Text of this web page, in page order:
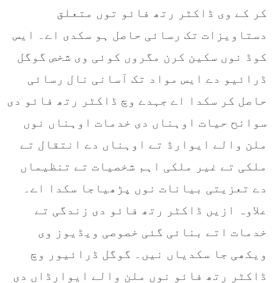
کر کے وی ڈاکٹر رتھ فائو توں متعلق
دستاویزات تک رسائی حاصل ہو سکدی اے۔ ایس
کوڈ نوں سکین کرن مگروں کوئی وی شخص گوگل
ڈرائیو دے ایس مواد تک آسانی نال رسائی
حاصل کر سکدا اے جہدے وچ ڈاکٹر رتھ فائو دی
سوانح حیات اوہناں دی خدمات اوہناں نوں
ملن والے ایوارڈ تے اوہناں دے انتقال تے
ملکی تے غیر ملکی اہم شخصیات تے تنظیماں
دے تعزیتی بیانات نوں پڑھیاجا سکدا اے۔
علاوہ ازیں ڈاکٹر رتھ فائو دی زندگی تے
خدمات اتے بنائی گئی خصوصی ویڈیوز وی
ویکھی جا سکدیاں نیں۔ گوگل ڈرائیور وچ
ڈاکٹر رتھ فائو نوں ملن والے ایوارڈاں دی